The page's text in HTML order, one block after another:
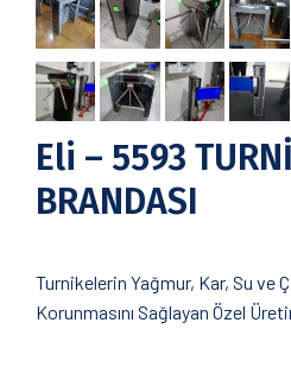
Eli – 5593
BRANDASI
Turnikelerin Yağmur, Kar, Su ve
Korunmasını Sağlayan Özel